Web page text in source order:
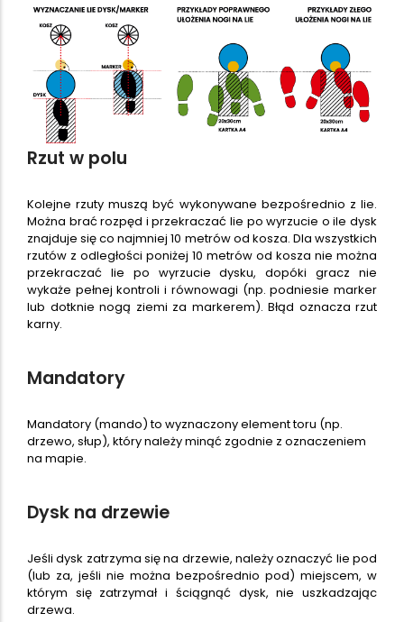
Rzut w polu
Kolejne rzuty muszą być wykonywane bezpośrednio z lie.
Można brać rozpęd i przekraczać lie po wyrzucie o ile dysk
znajduje się co najmniej 10 metrów od kosza. Dla wszystkich
rzutów z odległości poniżej 10 metrów od kosza nie można
przekraczać lie po wyrzucie dysku, dopóki gracz nie
wykaże pełnej kontroli i równowagi (np. podniesie marker
lub dotknie nogą ziemi za markerem). Błąd oznacza rzut
karny.
Mandatory
Mandatory (mando) to wyznaczony element toru (np.
drzewo, słup), który należy minąć zgodnie z oznaczeniem
na mapie.
Dysk na drzewie
Jeśli dysk zatrzyma się na drzewie, należy oznaczyć lie pod
(lub za, jeśli nie można bezpośrednio pod) miejscem, w
którym się zatrzymał i ściągnąć dysk, nie uszkadzając
drzewa.